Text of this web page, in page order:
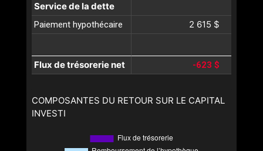
Service de la dette
Paiement hypothécaire 2 615 $
Flux de trésorerie net -623 $
COMPOSANTES DU RETOUR SUR LE CAPITAL
INVESTI